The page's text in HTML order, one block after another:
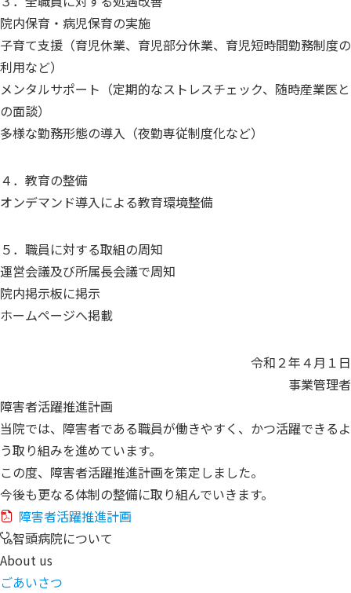
院内保育・病児保育の実施
子育て支援（育児休業、育児部分休業、育児短時間勤務制度の
利用など）
メンタルサポート（定期的なストレスチェック、随時産業医と
の面談）
多様な勤務形態の導入（夜勤専従制度化など）
４．教育の整備
オンデマンド導入による教育環境整備
５．職員に対する取組の周知
運営会議及び所属長会議で周知
院内掲示板に掲示
ホームページへ掲載
令和２年４月１日
事業管理者
障害者活躍推進計画
当院では、障害者である職員が働きやすく、かつ活躍できるよ
う取り組みを進めています。
この度、障害者活躍推進計画を策定しました。
今後も更なる体制の整備に取り組んでいきます。
障害者活躍推進計画
智頭病院について
About us
ごあいさつ